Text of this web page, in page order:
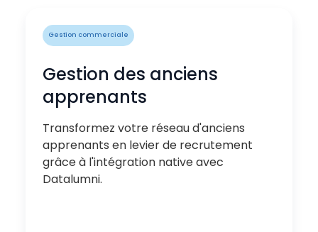
Gestion commerciale
Gestion des anciens
apprenants
Transformez votre réseau d'anciens
apprenants en levier de recrutement
grâce à l'intégration native avec
Datalumni.